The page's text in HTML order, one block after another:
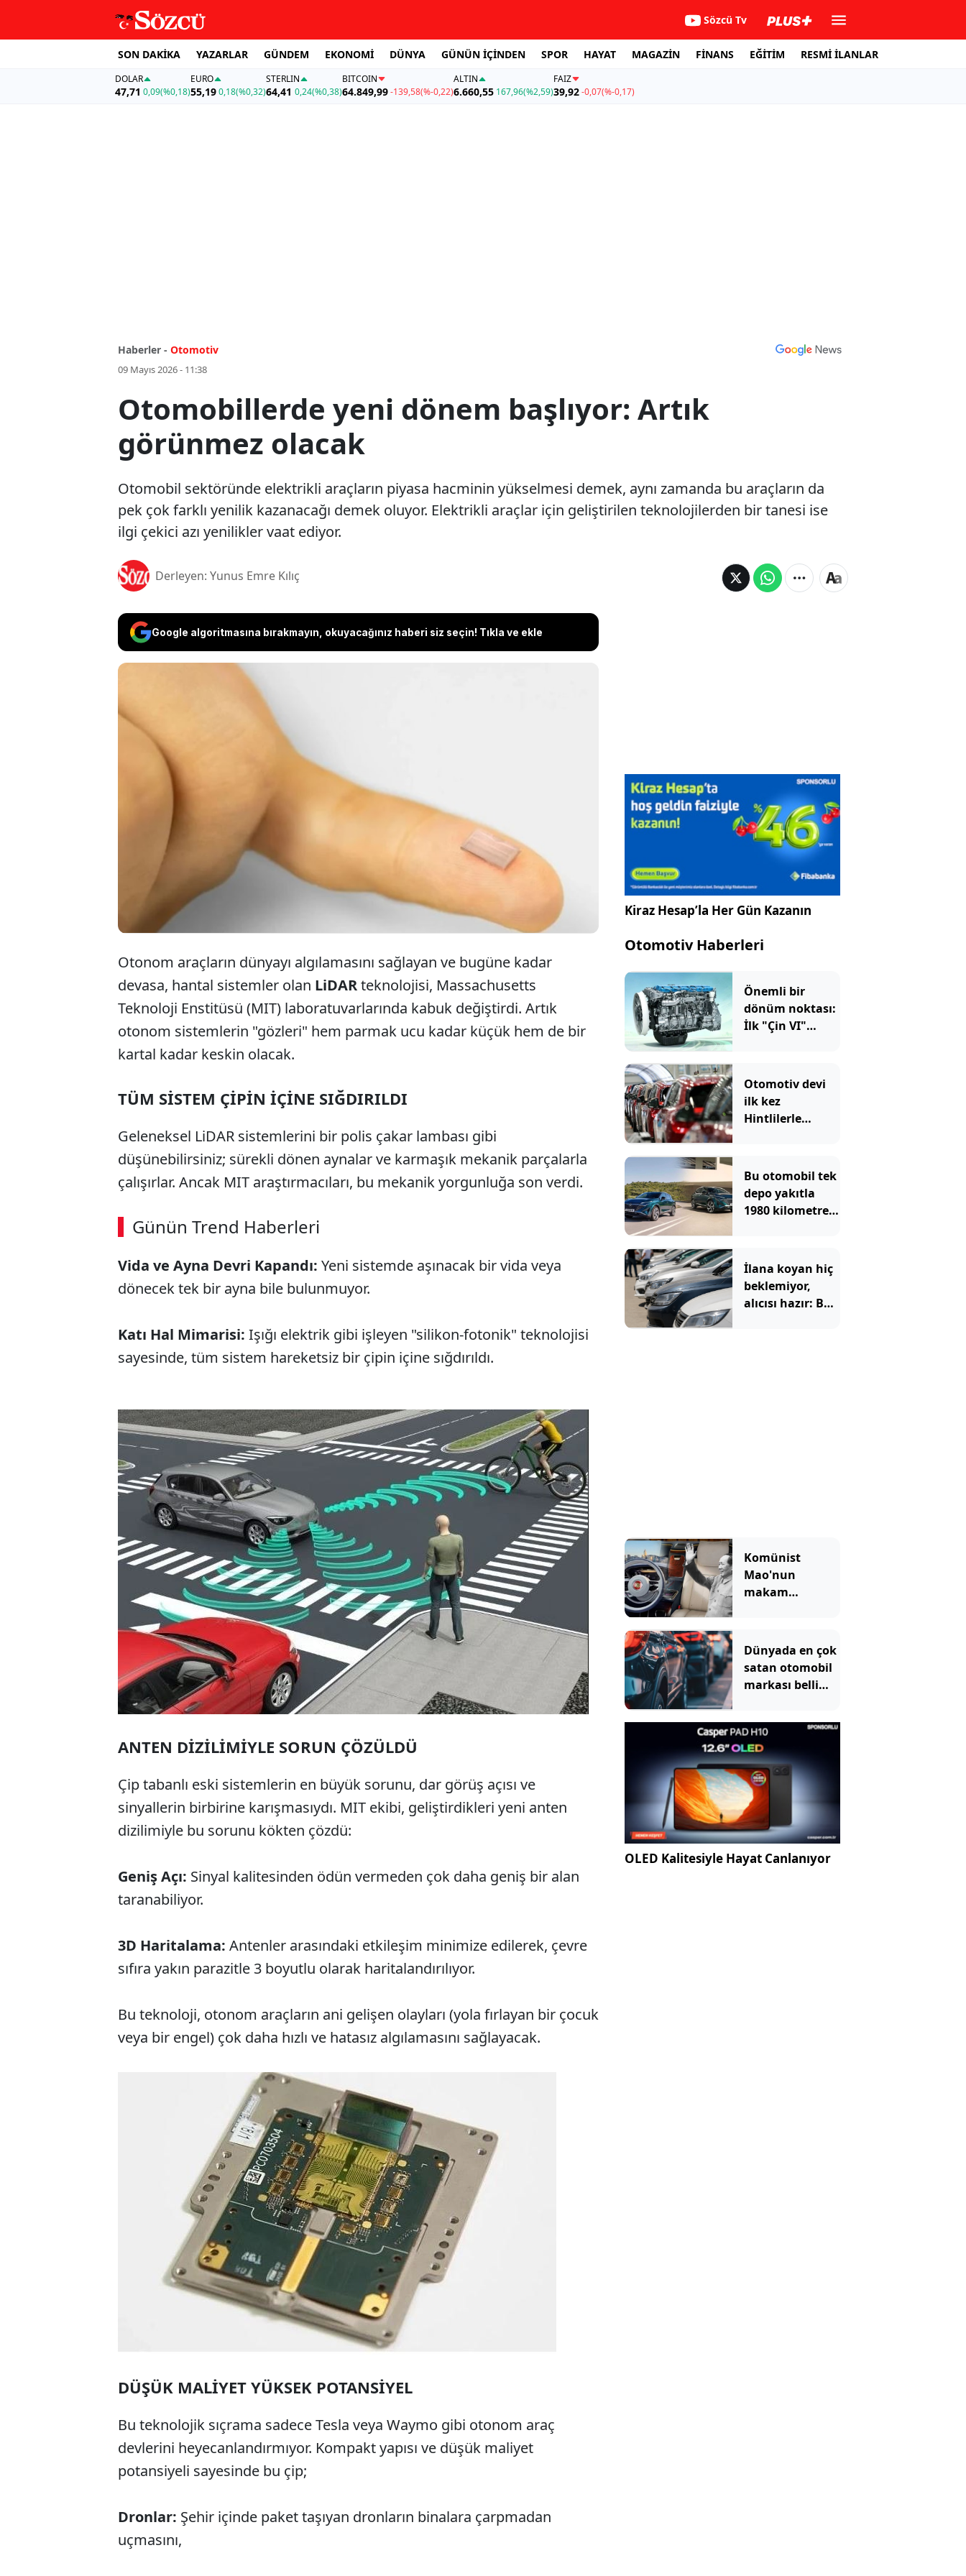
Sözcü Tv
SON DAKİKA YAZARLAR GÜNDEM EKONOMİ DÜNYA GÜNÜN İÇİNDEN SPOR HAYAT MAGAZİN FİNANS EĞİTİM RESMİ İLANLAR
DOLAR
47,71 0,09(%0,18)
EURO
55,19 0,18(%0,32)
STERLIN
64,41 0,24(%0,38)
BITCOIN
64.849,99-139,58(%-0,22)
ALTIN
6.660,55 167,96(%2,59)
FAİZ
39,92-0,07(%-0,17)
Haberler - Otomotiv
09 Mayıs 2026 - 11:38
Otomobillerde yeni dönem başlıyor: Artık
görünmez olacak
Otomobil sektöründe elektrikli araçların piyasa hacminin yükselmesi demek, aynı zamanda bu araçların da
pek çok farklı yenilik kazanacağı demek oluyor. Elektrikli araçlar için geliştirilen teknolojilerden bir tanesi ise
ilgi çekici azı yenilikler vaat ediyor.
Derleyen: Yunus Emre Kılıç
Google algoritmasına bırakmayın, okuyacağınız haberi siz seçin! Tıkla ve ekle
Otomobil sektöründe elektrikli araçların piyasa hacminin
yükselmesi demek, aynı zamanda bu araçların da pek çok farklı
yenilik kazanacağı demek oluyor. Elektrikli araçlar için geliştirilen
teknolojilerden bir tanesi ise ilgi çekici azı yenilikler vaat ediyor.
Otonom araçların dünyayı algılamasını sağlayan ve bugüne kadar
devasa, hantal sistemler olan LiDARteknolojisi, Massachusetts
Teknoloji Enstitüsü (MIT) laboratuvarlarında kabuk değiştirdi. Artık
otonom sistemlerin "gözleri" hem parmak ucu kadar küçük hem de bir
kartal kadar keskin olacak.
TÜM SİSTEM ÇİPİN İÇİNE SIĞDIRILDI
Geleneksel LiDAR sistemlerini bir polis çakar lambası gibi
düşünebilirsiniz; sürekli dönen aynalar ve karmaşık mekanik parçalarla
çalışırlar. Ancak MIT araştırmacıları, bu mekanik yorgunluğa son verdi.
Günün Trend Haberleri
Vida ve Ayna Devri Kapandı: Yeni sistemde aşınacak bir vida veya
dönecek tek bir ayna bile bulunmuyor.
Katı Hal Mimarisi: Işığı elektrik gibi işleyen "silikon-fotonik" teknolojisi
sayesinde, tüm sistem hareketsiz bir çipin içine sığdırıldı.
ANTEN DİZİLİMİYLE SORUN ÇÖZÜLDÜ
Çip tabanlı eski sistemlerin en büyük sorunu, dar görüş açısı ve
sinyallerin birbirine karışmasıydı. MIT ekibi, geliştirdikleri yeni anten
dizilimiyle bu sorunu kökten çözdü:
Geniş Açı: Sinyal kalitesinden ödün vermeden çok daha geniş bir alan
taranabiliyor.
3D Haritalama: Antenler arasındaki etkileşim minimize edilerek, çevre
sıfıra yakın parazitle 3 boyutlu olarak haritalandırılıyor.
Bu teknoloji, otonom araçların ani gelişen olayları (yola fırlayan bir çocuk
veya bir engel) çok daha hızlı ve hatasız algılamasını sağlayacak.
DÜŞÜK MALİYET YÜKSEK POTANSİYEL
Bu teknolojik sıçrama sadece Tesla veya Waymo gibi otonom araç
devlerini heyecanlandırmıyor. Kompakt yapısı ve düşük maliyet
potansiyeli sayesinde bu çip;
Dronlar: Şehir içinde paket taşıyan dronların binalara çarpmadan
uçmasını,
Kiraz Hesap’la Her Gün Kazanın
Otomotiv Haberleri
Önemli bir
dönüm noktası:
İlk "Çin VI"
Otomotiv devi
ilk kez
Hintlilerle
Bu otomobil tek
depo yakıtla
1980 kilometre
akla gelen
olmadı
İlana koyan hiç
beklemiyor,
alıcısı hazır: Bu
Komünist
Mao'nun
makam
oyuncağı oldu
Dünyada en çok
satan otomobil
markası belli
OLED Kalitesiyle Hayat Canlanıyor